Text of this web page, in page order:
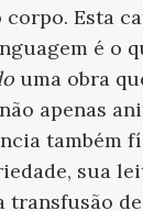
Esta
é o
uma obra
apenas
também
sua
transfusão